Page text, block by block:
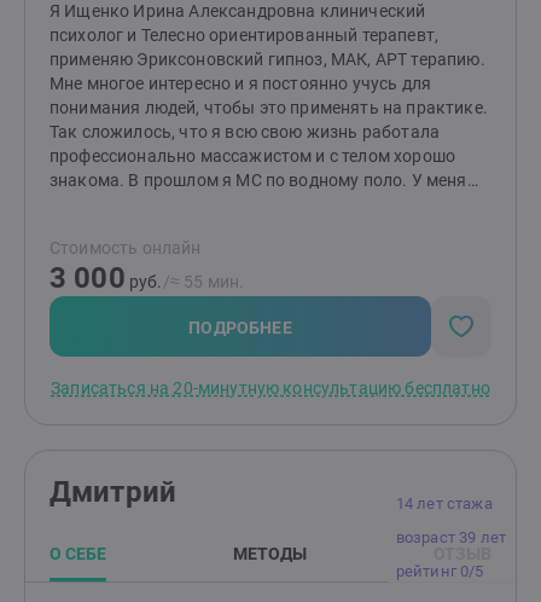
Я Ищенко Ирина Александровна клинический
психолог и Телесно ориентированный терапевт,
применяю Эриксоновский гипноз, МАК, АРТ терапию.
Мне многое интересно и я постоянно учусь для
понимания людей, чтобы это применять на практике.
Так сложилось, что я всю свою жизнь работала
профессионально массажистом и с телом хорошо
знакома. В прошлом я МС по водному поло. У меня
Психологии я применяю разные методы, которые
помогают людям по другому взглянуть на свою
ситуацию и изменит жизнь к лучшему.
Стоимость онлайн
3 000 руб. /≈ 55 мин.
ПОДРОБНЕЕ
Записаться на 20-минутную консультацию бесплатно
14 лет стажа
возраст 39 лет
рейтинг 0/5
Дмитрий
О СЕБЕ МЕТОДЫ